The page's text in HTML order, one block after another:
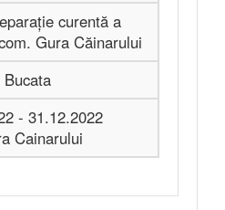
curentă a
Gura Căinarului
Bucata
- 31.12.2022
Cainarului